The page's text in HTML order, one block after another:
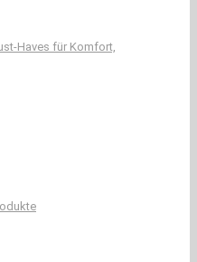
Haves für Komfort,